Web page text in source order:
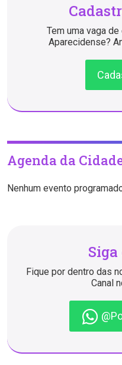
Tem uma vaga
Aparecidense?
Agenda da
Nenhum evento
Siga
Fique por dentro das
Canal